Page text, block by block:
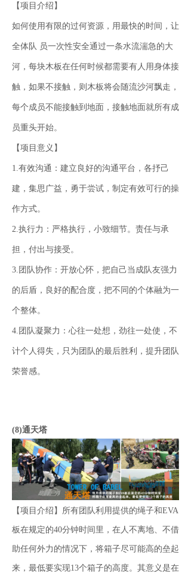
【项目介绍】
如何使用有限的过何资源，用最快的时间，让
全体队 员一次性安全通过一条水流湍急的大
河，每块木板在任何时候都需要有人用身体接
触，如果不接触，则木板将会随流沙河飘走，
每个成员不能接触到地面，接触地面就所有成
员重头开始。
【项目意义】
1.有效沟通：建立良好的沟通平台，各抒己
建，集思广益，勇于尝试，制定有效可行的操
作方式。
2.执行力：严格执行，小致细节。责任与承
担，付出与接受。
3.团队协作：开放心怀，把自己当成队友强力
的后盾，良好的配合度，把不同的个体融为一
个整体。
4.团队凝聚力：心往一处想，劲往一处使，不
计个人得失，只为团队的最后胜利，提升团队
荣誉感。
(8)通天塔
【项目介绍】所有团队利用提供的绳子和EVA
板在规定的40分钟时间里，在人不离地、不借
助任何外力的情况下，将箱子尽可能高的垒起
来，最低要实现13个箱子的高度。其意义是在